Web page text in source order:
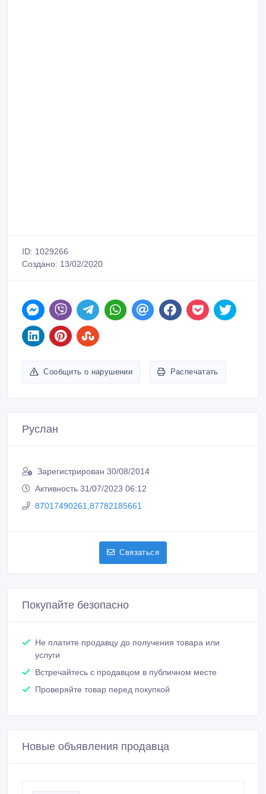
ID: 1029266
Создано: 13/02/2020
Сообщить о нарушении Распечатать
Руслан
Зарегистрирован 30/08/2014
Активность 31/07/2023 06:12
87017490261,87782185661
Связаться
Покупайте безопасно
Не платите продавцу до получения товара или
услуги
Встречайтесь с продавцом в публичном месте
Проверяйте товар перед покупкой
Новые объявления продавца